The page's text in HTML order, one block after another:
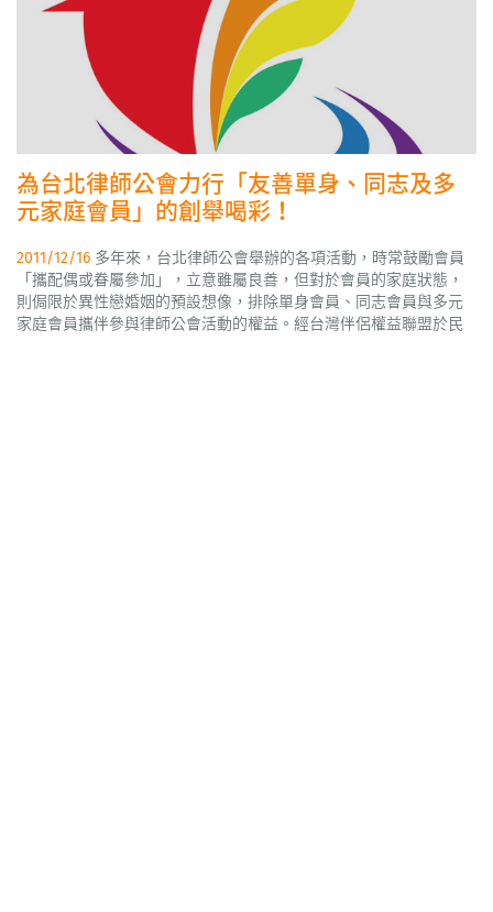
為台北律師公會力行「友善單身、同志及多
元家庭會員」的創舉喝彩！
2011/12/16 多年來，台北律師公會舉辦的各項活動，時常鼓勵會員
「攜配偶或眷屬參加」，立意雖屬良善，但對於會員的家庭狀態，
則侷限於異性戀婚姻的預設想像，排除單身會員、同志會員與多元
家庭會員攜伴參與律師公會活動的權益。經台灣伴侶權益聯盟於民